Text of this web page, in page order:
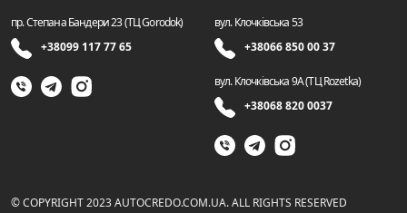
пр. Степана Бандери 23 (ТЦ Gorodok)
+38099 117 77 65
вул. Клочківська 53
+38066 850 00 37
вул. Клочківська 9A (ТЦ Rozetka)
+38068 820 0037
© COPYRIGHT 2023 AUTOCREDO.COM.UA. ALL RIGHTS RESERVED